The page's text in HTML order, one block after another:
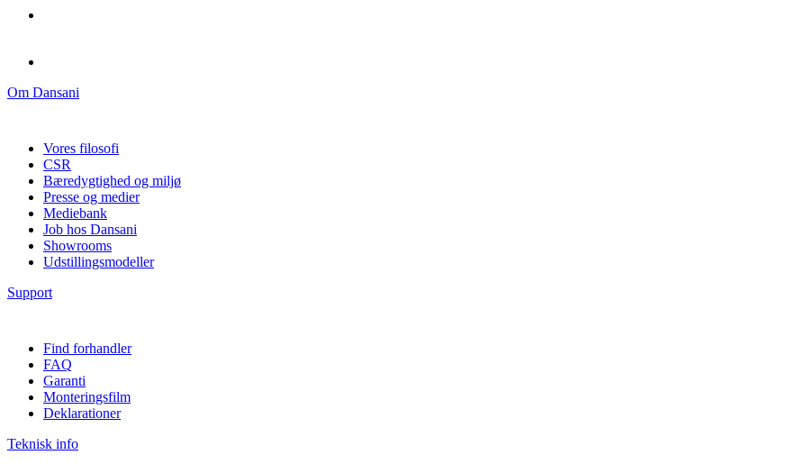
Om Dansani
Vores filosofi
CSR
Bæredygtighed og miljø
Presse og medier
Mediebank
Job hos Dansani
Showrooms
Udstillingsmodeller
Support
Find forhandler
FAQ
Garanti
Monteringsfilm
Deklarationer
Teknisk info